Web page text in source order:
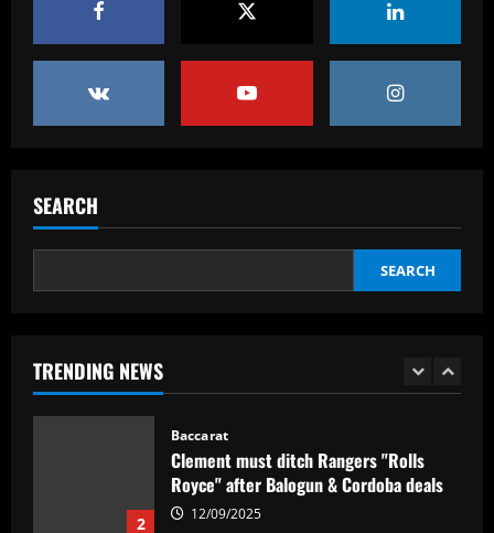
SEARCH
SEARCH
TRENDING NEWS
own thing’
5
Eye-watering details of Lamine Yamal's
revealed as teenager is propelled into
Blaugrana's top earners
pela Copa Sul-Americana
2
Royce" after Balogun & Cordoba deals
Baccarat
Aston Villa and Emery eyeing move to
sign £190,000-a-week "monster" for £0